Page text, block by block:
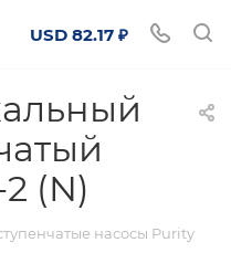
USD 82.17 ₽
(N)
насосы Purity